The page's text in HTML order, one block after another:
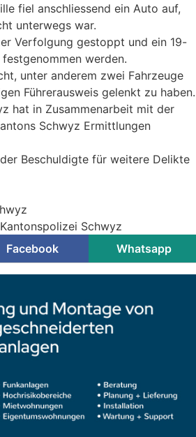
fiel anschliessend ein Auto auf,
unterwegs war.
Verfolgung gestoppt und ein 19-
werden.
unter anderem zwei Fahrzeuge
Führerausweis gelenkt zu haben.
hat in Zusammenarbeit mit der
Schwyz Ermittlungen
Beschuldigte für weitere Delikte
Schwyz
Facebook Whatsapp